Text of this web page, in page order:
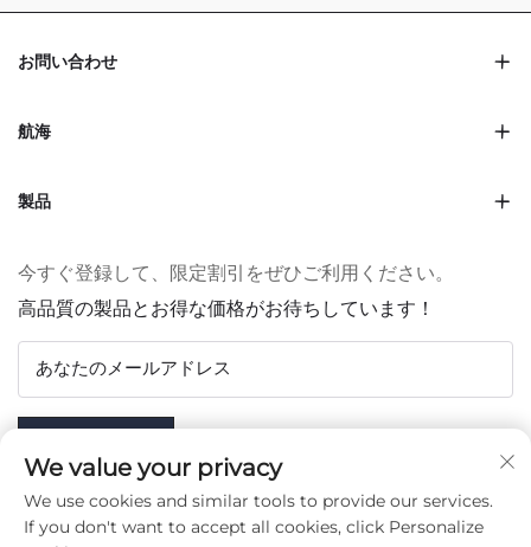
お問い合わせ
航海
製品
今すぐ登録して、限定割引をぜひご利用ください。
高品質の製品とお得な価格がお待ちしています！
あなたのメールアドレス
We value your privacy
We use cookies and similar tools to provide our services.
If you don't want to accept all cookies, click Personalize